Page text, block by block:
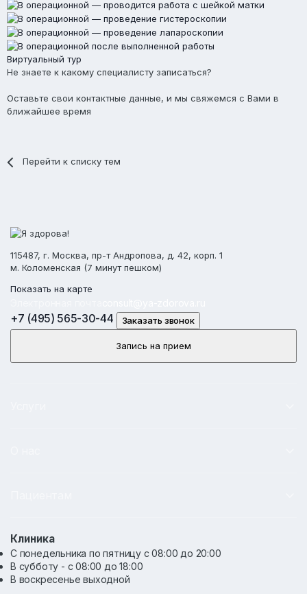
Виртуальный тур
Не знаете к какому специалисту записаться?
Оставьте свои контактные данные, и мы свяжемся с Вами в
ближайшее время
Перейти к списку тем
115487, г. Москва, пр-т Андропова, д. 42, корп. 1
м. Коломенская (7 минут пешком)
Показать на карте
+7 (495) 565-30-44 Заказать звонок
Запись на прием
Клиника
С понедельника по пятницу с 08:00 до 20:00
В субботу - с 08:00 до 18:00
В воскресенье выходной